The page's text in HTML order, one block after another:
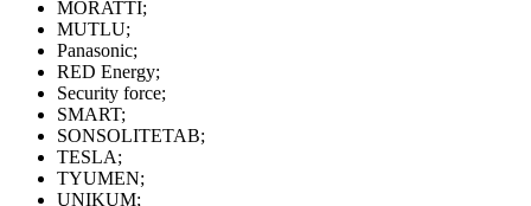
MORATTI;
MUTLU;
Panasonic;
RED Energy;
Security force;
SMART;
SONSOLITETAB;
TESLA;
TYUMEN;
UNIKUM;